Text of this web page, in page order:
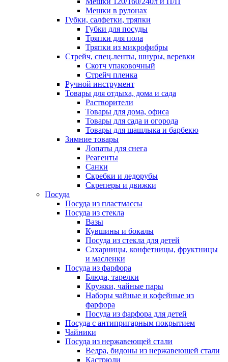
Мешки в рулонах
Губки, салфетки, тряпки
Губки для посуды
Тряпки для пола
Тряпки из микрофибры
Стрейч, спец.ленты, шнуры, веревки
Скотч упаковочный
Стрейч пленка
Ручной инструмент
Товары для отдыха, дома и сада
Растворители
Товары для дома, офиса
Товары для сада и огорода
Товары для шашлыка и барбекю
Зимние товары
Лопаты для снега
Реагенты
Санки
Скребки и ледорубы
Скреперы и движки
Посуда
Посуда из пластмассы
Посуда из стекла
Вазы
Кувшины и бокалы
Посуда из стекла для детей
Сахарницы, конфетницы, фруктницы
и масленки
Посуда из фарфора
Блюда, тарелки
Кружки, чайные пары
Наборы чайные и кофейные из
фарфора
Посуда из фарфора для детей
Посуда с антипригарным покрытием
Чайники
Посуда из нержавеющей стали
Ведра, бидоны из нержавеющей стали
Кастрюли